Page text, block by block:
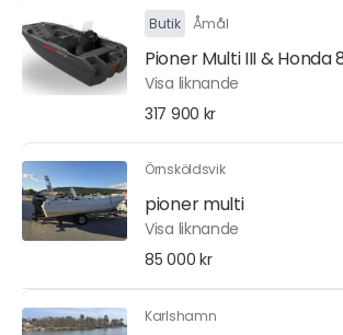
Butik Åmål
Pioner Multi III & Honda
Visa liknande
317 900 kr
Örnsköldsvik
pioner multi
Visa liknande
85 000 kr
Karlshamn